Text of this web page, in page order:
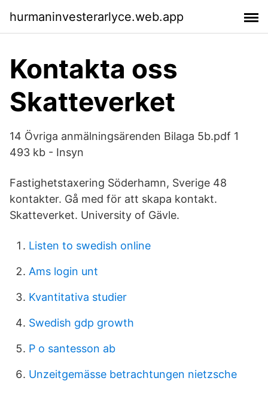
hurmaninvesterarlyce.web.app
Kontakta oss
Skatteverket
14 Övriga anmälningsärenden Bilaga 5b.pdf 1
493 kb - Insyn
Fastighetstaxering Söderhamn, Sverige 48
kontakter. Gå med för att skapa kontakt.
Skatteverket. University of Gävle.
Listen to swedish online
Ams login unt
Kvantitativa studier
Swedish gdp growth
P o santesson ab
Unzeitgemässe betrachtungen nietzsche